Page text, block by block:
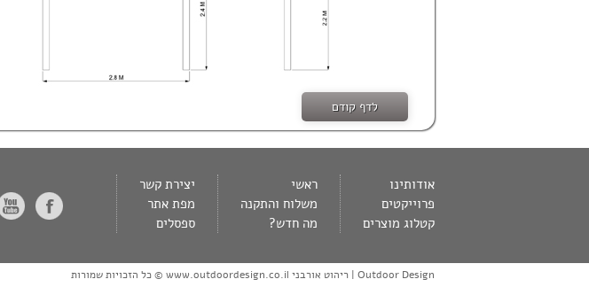
אודותינו
פרוייקטים
קטלוג מוצרים
ראשי
משלוח והתקנה
מה חדש?
יצירת קשר
מפת אתר
ספסלים
Outdoor Design | ריהוט אורבני www.outdoordesign.co.il © כל הזכויות שמורות